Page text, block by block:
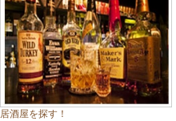
居酒屋を探す！